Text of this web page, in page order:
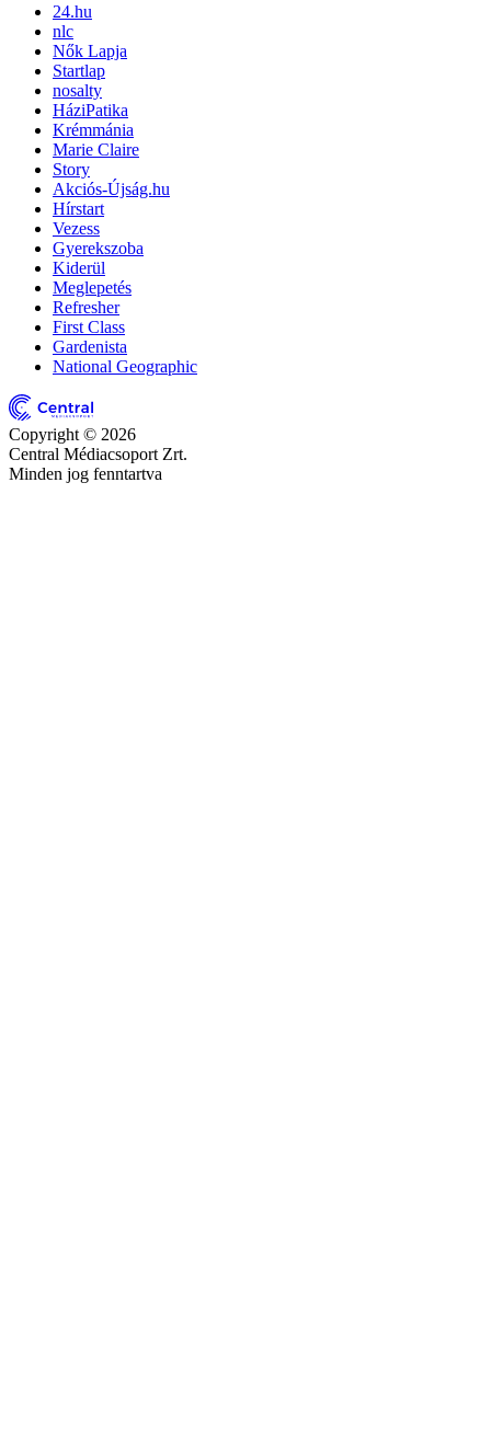
24.hu
nlc
Nők Lapja
Startlap
nosalty
HáziPatika
Krémmánia
Marie Claire
Story
Akciós-Újság.hu
Hírstart
Vezess
Gyerekszoba
Kiderül
Meglepetés
Refresher
First Class
Gardenista
National Geographic
Copyright © 2026
Central Médiacsoport Zrt.
Minden jog fenntartva